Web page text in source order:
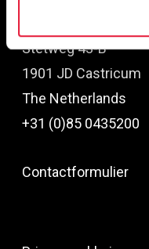
Stetweg 43-B
1901 JD Castricum
The Netherlands
+31 (0)85 0435200
Contactformulier